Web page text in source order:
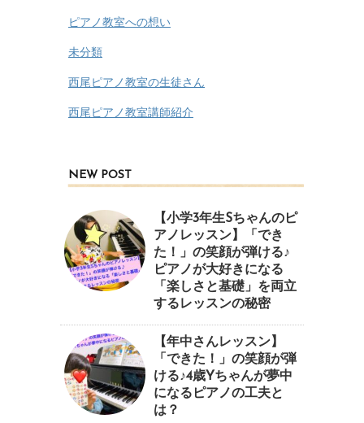
ピアノ教室への想い
未分類
西尾ピアノ教室の生徒さん
西尾ピアノ教室講師紹介
NEW POST
【小学3年生Sちゃんのピ
アノレッスン】「でき
た！」の笑顔が弾ける♪
ピアノが大好きになる
「楽しさと基礎」を両立
するレッスンの秘密
【年中さんレッスン】
「できた！」の笑顔が弾
ける♪4歳Yちゃんが夢中
になるピアノの工夫と
は？